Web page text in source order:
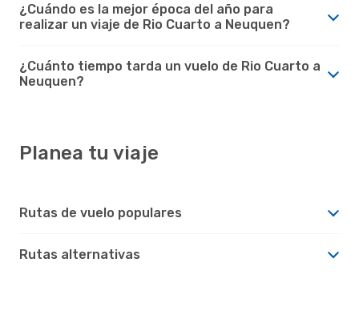
¿Cuándo es la mejor época del año para
realizar un viaje de Rio Cuarto a Neuquen?
¿Cuánto tiempo tarda un vuelo de Rio Cuarto a
Neuquen?
Planea tu viaje
Rutas de vuelo populares
Rutas alternativas